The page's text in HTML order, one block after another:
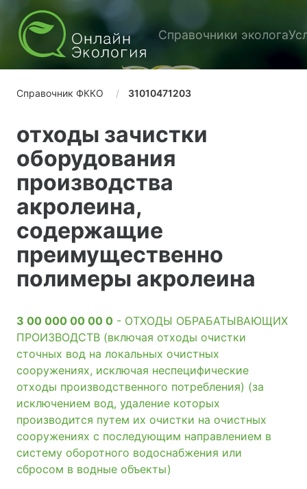
Справочники эколога
Справочник ФККО 31010471203
отходы зачистки
оборудования
производства
акролеина,
содержащие
преимущественно
полимеры акролеина
3 00 000 00 00 0 - ОТХОДЫ ОБРАБАТЫВАЮЩИХ
ПРОИЗВОДСТВ (включая отходы очистки
сточных вод на локальных очистных
сооружениях, исключая неспецифические
отходы производственного потребления) (за
исключением вод, удаление которых
производится путем их очистки на очистных
сооружениях с последующим направлением в
систему оборотного водоснабжения или
сбросом в водные объекты)